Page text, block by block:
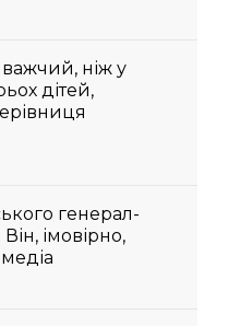
важчий, ніж у
дітей,
генерал-
імовірно,